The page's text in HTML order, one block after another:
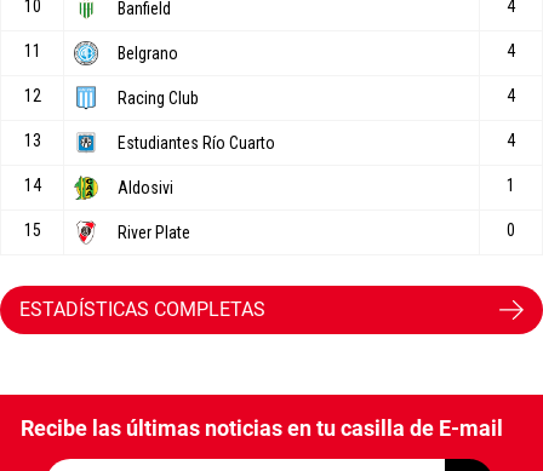
ESTADÍSTICAS COMPLETAS
Recibe las últimas noticias en tu casilla de E-mail